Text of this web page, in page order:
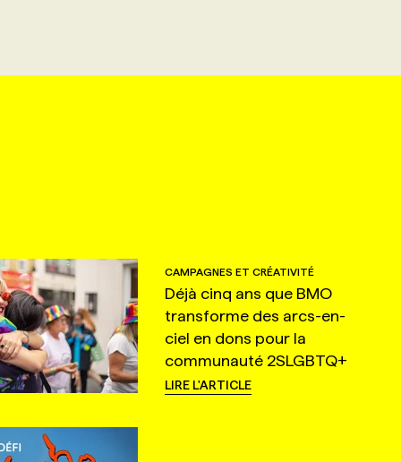
CAMPAGNES ET CRÉATIVITÉ
Déjà cinq ans que BMO
transforme des arcs-en-
ciel en dons pour la
communauté 2SLGBTQ+
LIRE L'ARTICLE